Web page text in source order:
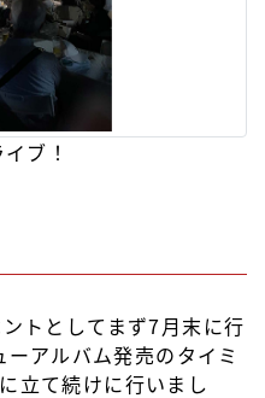
ブ！
トとしてまず7月末に行
アルバム発売のタイミ
立て続けに行いまし